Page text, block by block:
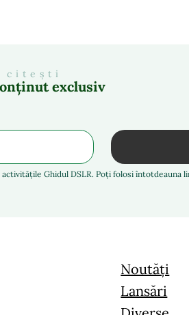
citești
exclusiv
Ghidul DSLR. Poți folosi întotdeauna
Noutăți
Lansări